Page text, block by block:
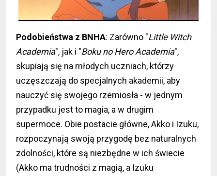
Podobieństwa z BNHA: Zarówno "Little Witch
Academia", jak i "Boku no Hero Academia",
skupiają się na młodych uczniach, którzy
uczęszczają do specjalnych akademii, aby
nauczyć się swojego rzemiosła - w jednym
przypadku jest to magia, a w drugim
supermoce. Obie postacie główne, Akko i Izuku,
rozpoczynają swoją przygodę bez naturalnych
zdolności, które są niezbędne w ich świecie
(Akko ma trudności z magią, a Izuku